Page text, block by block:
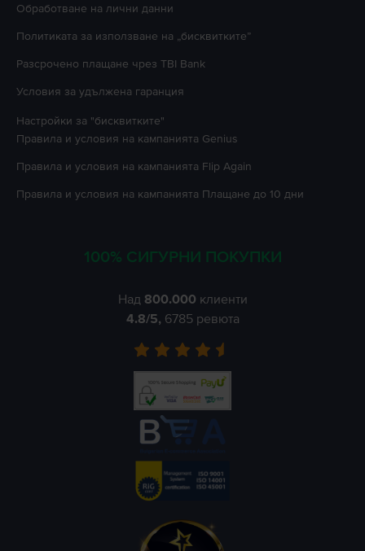
Oбработване на лични данни
Политиката за използване на „бисквитките”
Разсрочено плащане чрез TBI Bank
Условия за удължена гаранция
Настройки за "бисквитките"
Правила и условия на кампанията Genius
Правила и условия на кампанията Flip Again
Правила и условия на кампанията Плащане до 10 дни
100% СИГУРНИ ПОКУПКИ
Над 800.000 клиенти
4.8/5, 6785 ревюта